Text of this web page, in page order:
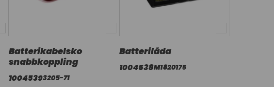
Batterikabelsko
snabbkoppling
10045393205-71
Batterilåda
1004538M1820175